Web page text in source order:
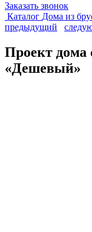
Заказать звонок
Каталог Дома из
предыдущий
Проект дома
«Дешевый»